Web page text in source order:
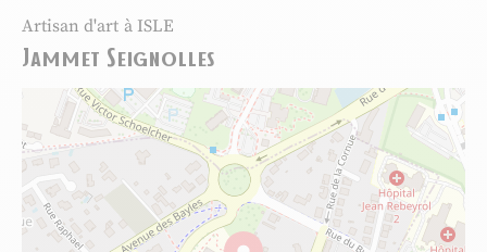
Artisan d'art à ISLE
Jammet Seignolles